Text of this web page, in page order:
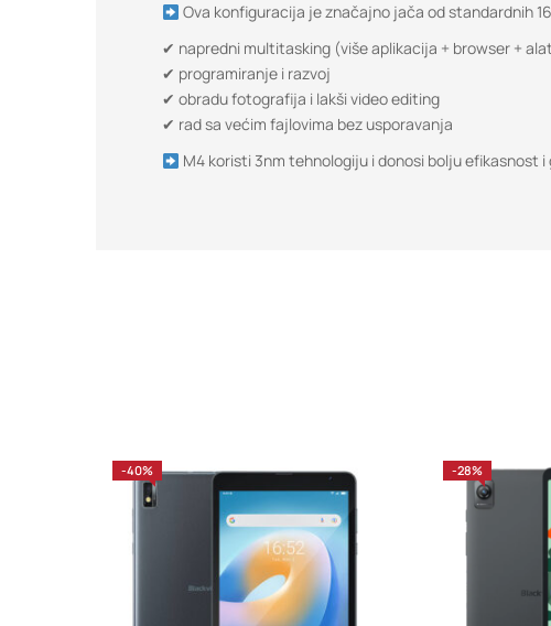
Ova konfiguracija je značajno jača od standardnih
✔ napredni multitasking (više aplikacija + browser +
✔ programiranje i razvoj
✔ obradu fotografija i lakši video editing
✔ rad sa većim fajlovima bez usporavanja
M4 koristi 3nm tehnologiju i donosi bolju efikasnost
-40% -28%